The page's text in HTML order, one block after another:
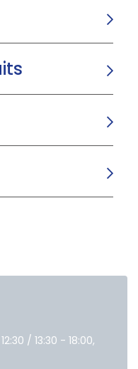
/ 13:30 - 18:00,